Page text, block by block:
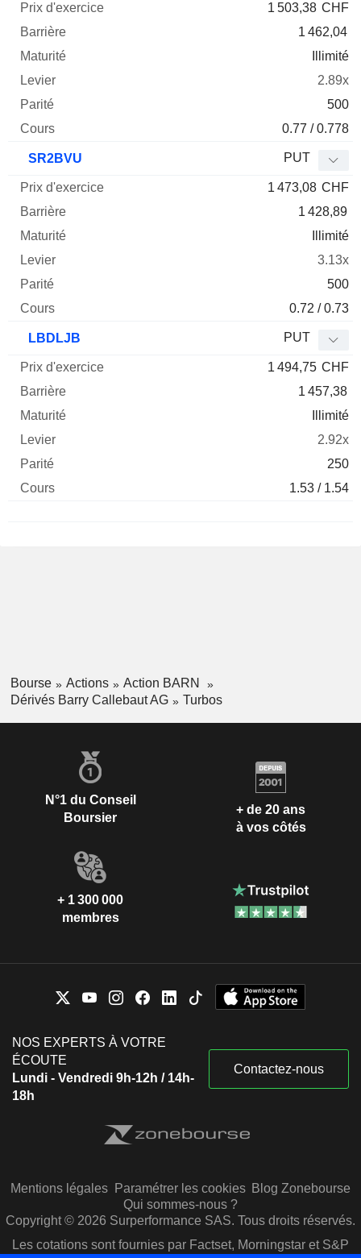
1 503,38 CHF
1 462,04
Illimité
2.89x
500
0.77 / 0.778
SR2BVU PUT
1 473,08 CHF
1 428,89
Illimité
3.13x
500
0.72 / 0.73
LBDLJB PUT
1 494,75 CHF
1 457,38
Illimité
2.92x
250
1.53 / 1.54
Bourse Actions
Action BARN
Dérivés Barry Callebaut AG
Turbos
N°1 du Conseil
Boursier
+ de 20 ans
à vos côtés
+ 1 300 000
membres
NOS EXPERTS À VOTRE
ÉCOUTE
Lundi - Vendredi 9h-12h / 14h-
18h
Contactez-nous
Mentions légales Paramétrer les cookies Blog Zonebourse
Qui sommes-nous ?
Copyright © 2026 Surperformance SAS. Tous droits réservés.
Les cotations sont fournies par Factset, Morningstar et S&P